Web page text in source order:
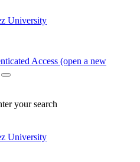
Access (open a new
your search